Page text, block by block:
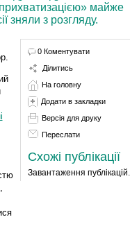
майже
зняли з розгляду.
0 Коментувати
Ділитись
На головну
Додати в закладки
Версія для друку
Переслати
Схожі публікації
Завантаження публікацій...